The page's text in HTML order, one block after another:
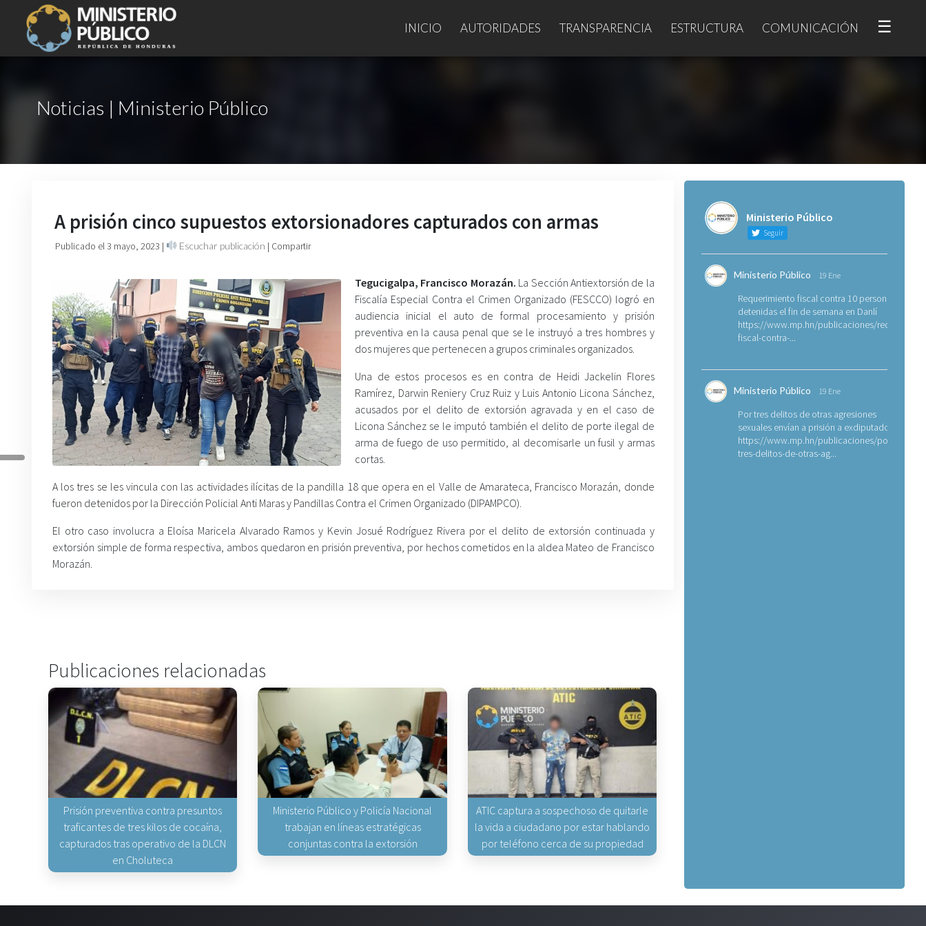
INICIO AUTORIDADES TRANSPARENCIA ESTRUCTURA COMUNICACIÓN ☰
Noticias | Ministerio Público
A prisión cinco supuestos extorsionadores capturados con armas
Publicado el 3 mayo, 2023 | Escuchar publicación | Compartir
Tegucigalpa, Francisco Morazán. La Sección Antiextorsión de la
Fiscalía Especial Contra el Crimen Organizado (FESCCO) logró en
audiencia inicial el auto de formal procesamiento y prisión
preventiva en la causa penal que se le instruyó a tres hombres y
dos mujeres que pertenecen a grupos criminales organizados.
Una de estos procesos es en contra de Heidi Jackelin Flores
Ramírez, Darwin Reniery Cruz Ruiz y Luis Antonio Licona Sánchez,
acusados por el delito de extorsión agravada y en el caso de
Licona Sánchez se le imputó también el delito de porte ilegal de
arma de fuego de uso permitido, al decomisarle un fusil y armas
cortas.
A los tres se les vincula con las actividades ilícitas de la pandilla 18 que opera en el Valle de Amarateca, Francisco Morazán, donde
fueron detenidos por la Dirección Policial Anti Maras y Pandillas Contra el Crimen Organizado (DIPAMPCO).
El otro caso involucra a Eloísa Maricela Alvarado Ramos y Kevin Josué Rodríguez Rivera por el delito de extorsión continuada y
extorsión simple de forma respectiva, ambos quedaron en prisión preventiva, por hechos cometidos en la aldea Mateo de Francisco
Morazán.
Publicaciones relacionadas
Prisión preventiva contra presuntos
traficantes de tres kilos de cocaína,
capturados tras operativo de la DLCN
en Choluteca
Ministerio Público y Policía Nacional
trabajan en líneas estratégicas
conjuntas contra la extorsión
ATIC captura a sospechoso de quitarle
la vida a ciudadano por estar hablando
por teléfono cerca de su propiedad
Ministerio Público
Seguir
Ministerio Público 19 Ene
Requerimiento fiscal contra 10 personas
detenidas el fin de semana en Danlí
https://www.mp.hn/publicaciones/
fiscal-contra-...
Ministerio Público 19 Ene
Por tres delitos de otras agresiones
sexuales envían a prisión a exdiputado
https://www.mp.hn/publicaciones/por-
tres-delitos-de-otras-ag...